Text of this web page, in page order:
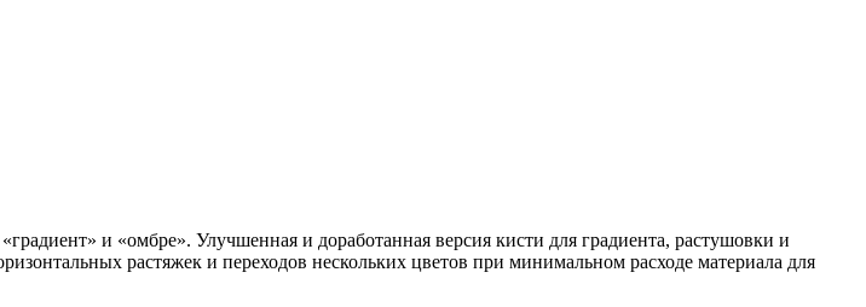
и «омбре». Улучшенная и доработанная версия кисти для градиента, растушовки и
растяжек и переходов нескольких цветов при минимальном расходе материала для